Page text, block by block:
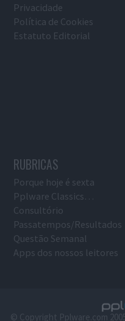
Privacidade
Política de Cookies
Estatuto Editorial
RUBRICAS
Porque hoje é sexta
Pplware Classics…
Consultório
Passatempos/Resultados
Questão Semanal
Apps dos nossos leitores
© Copyright Pplware.com